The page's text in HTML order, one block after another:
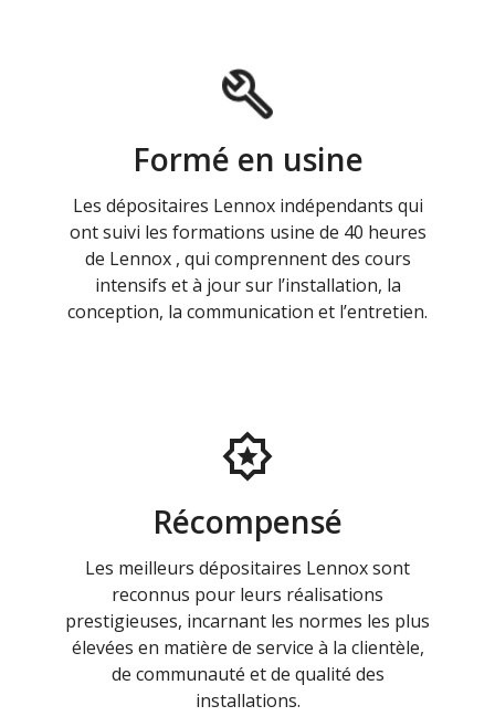
Formé en usine
Les dépositaires Lennox indépendants qui
ont suivi les formations usine de 40 heures
de Lennox , qui comprennent des cours
intensifs et à jour sur l’installation, la
conception, la communication et l’entretien.
Récompensé
Les meilleurs dépositaires Lennox sont
reconnus pour leurs réalisations
prestigieuses, incarnant les normes les plus
élevées en matière de service à la clientèle,
de communauté et de qualité des
installations.